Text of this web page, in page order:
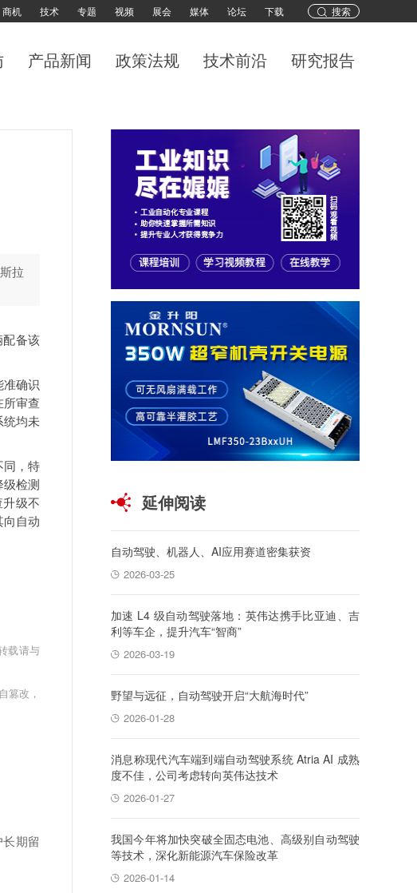
搜索
商机 技术 专题 视频 展会 媒体 论坛 下载
产品新闻 政策法规 技术前沿 研究报告
拉
备该
确识
审查
均未
，特
检测
级不
自动
载请与
篡改，
期留
延伸阅读
自动驾驶、机器人、AI应用赛道密集获资
2026-03-25
加速 L4 级自动驾驶落地：英伟达携手比亚迪、吉
利等车企，提升汽车“智商”
2026-03-19
野望与远征，自动驾驶开启“大航海时代”
2026-01-28
消息称现代汽车端到端自动驾驶系统 Atria AI 成熟
度不佳，公司考虑转向英伟达技术
2026-01-27
我国今年将加快突破全固态电池、高级别自动驾驶
等技术，深化新能源汽车保险改革
2026-01-14